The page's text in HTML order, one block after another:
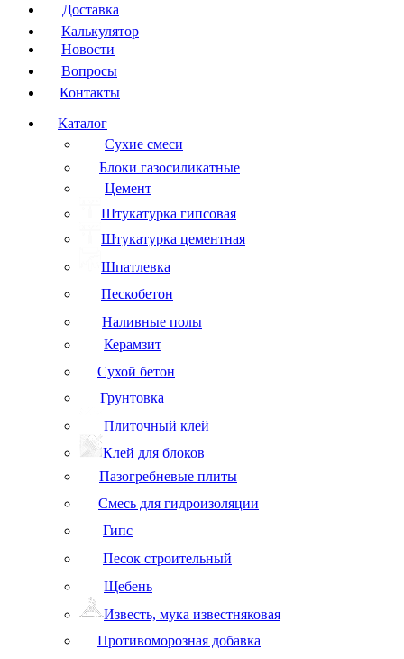
Доставка
Калькулятор
Новости
Вопросы
Контакты
Каталог
Сухие смеси
Блоки газосиликатные
Цемент
Штукатурка гипсовая
Штукатурка цементная
Шпатлевка
Пескобетон
Наливные полы
Керамзит
Сухой бетон
Грунтовка
Плиточный клей
Клей для блоков
Пазогребневые плиты
Смесь для гидроизоляции
Гипс
Песок строительный
Щебень
Известь, мука известняковая
Противоморозная добавка